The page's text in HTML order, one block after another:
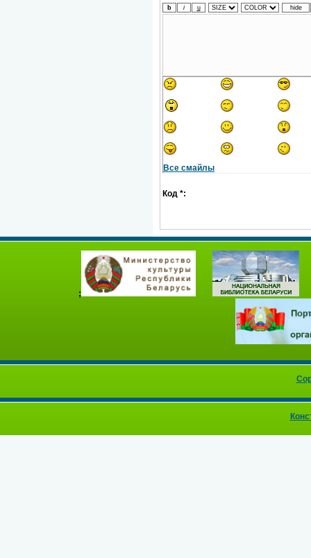
Все смайлы
Код *:
;